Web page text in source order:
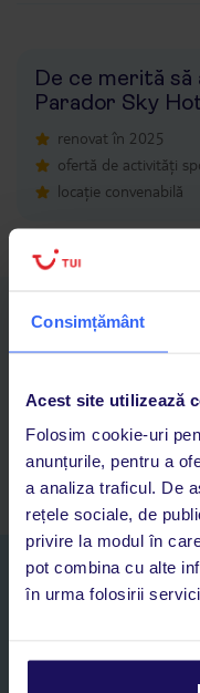
Consimțământ
Acest site utilizează
Folosim cookie-uri
anunțurile, pentru a
a analiza traficul. De
rețele sociale, de
privire la modul în
pot combina cu alte
în urma folosirii
De ce merită să
Parador Sky
renovat în 2025
ofertă de activități
locație convenabilă
Descarcă acum
Acces la rezervările
Asistență 24/7 prin
NUME SI PRENUME*